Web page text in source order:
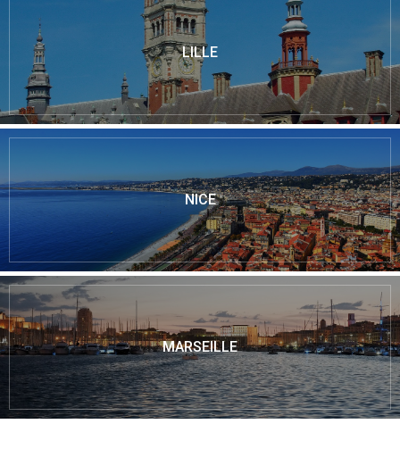
LILLE
NICE
MARSEILLE